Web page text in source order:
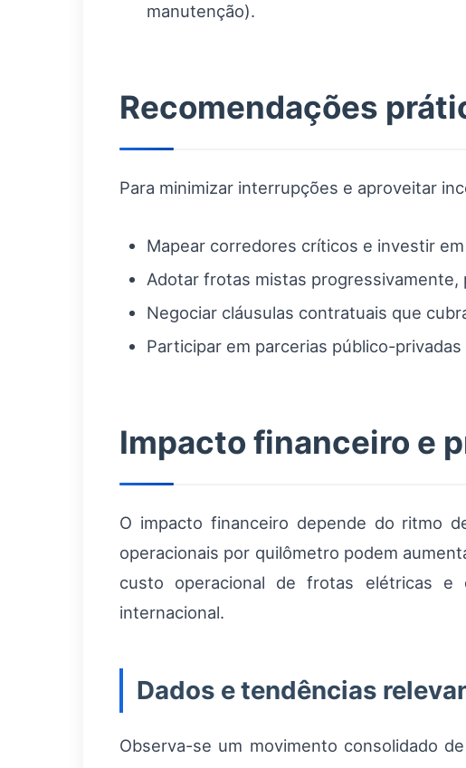
manutenção).
Recomendações
Para minimizar interrupções e aproveitar
Mapear corredores críticos e investir
Adotar frotas mistas
Negociar cláusulas contratuais que
Participar em parcerias público-
Impacto financeiro e
O impacto financeiro depende do ritmo
operacionais por quilômetro podem
custo operacional de frotas elétricas e
internacional.
Dados e tendências
Observa-se um movimento consolidado